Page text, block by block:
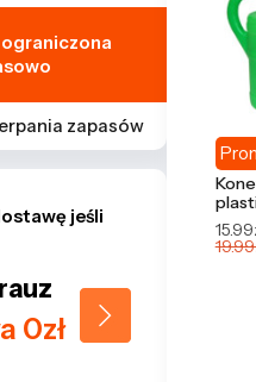
zapasów
jeśli
0zł